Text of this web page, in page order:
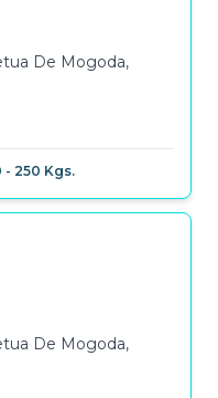
De Mogoda,
- 250 Kgs.
De Mogoda,